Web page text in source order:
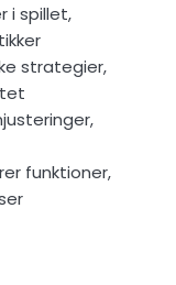
i spillet,
strategier,
funktioner,